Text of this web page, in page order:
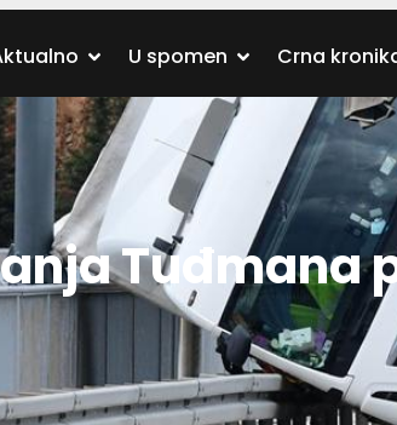
U spomen Crna
Tuđmana